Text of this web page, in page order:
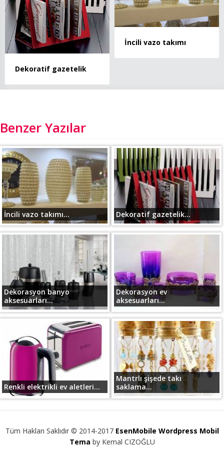
Dekoratif gazetelik
İncili vazo takımı
Benzer Yazılar
İncili vazo takımı... Dekoratif gazetelik...
Dekorasyon banyo
aksesuarları...
Dekorasyon ev
aksesuarları...
Renkli elektrikli ev aletleri...
Mantrlı şişede takı
saklama...
Tüm Hakları Saklıdır © 2014-2017 EsenMobile Wordpress Mobil
Tema by Kemal CIZOĞLU